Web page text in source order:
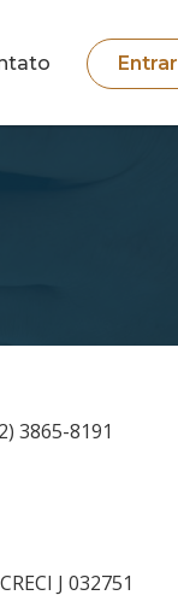
Entrar
3865-8191
J 032751